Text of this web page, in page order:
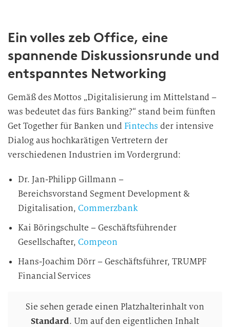
Ein volles zeb Office, eine
spannende Diskussionsrunde und
entspanntes Networking
Gemäß des Mottos „Digitalisierung im Mittelstand –
was bedeutet das fürs Banking?“ stand beim fünften
Get Together für Banken und Fintechs der intensive
Dialog aus hochkarätigen Vertretern der
verschiedenen Industrien im Vordergrund:
Dr. Jan-Philipp Gillmann –
Bereichsvorstand Segment Development &
Digitalisation,Commerzbank
Kai Böringschulte – Geschäftsführender
Gesellschafter,Compeon
Hans-Joachim Dörr – Geschäftsführer, TRUMPF
Financial Services
Sie sehen gerade einen Platzhalterinhalt von
Standard. Um auf den eigentlichen Inhalt